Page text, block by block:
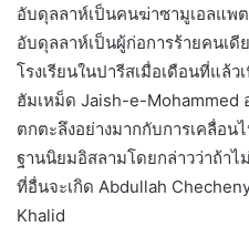
อับดุลลาห์เป็นคนฆ่าซามูเอลแพ
อับดุลลาห์เป็นผู้ก่อการร้ายคนเ
โรงเรียนในปารีสเมื่อเดือนที่แล้
ฮัมเหม็ด Jaish-e-Mohammed
ตกตะลึงอย่างมากกับการเคลื่อ
ฐานนิยมอิสลามโดยกล่าวว่าถ้า
ที่อื่นจะเกิด Abdullah
Khalid